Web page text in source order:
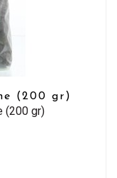
(200 gr)
(200 gr)